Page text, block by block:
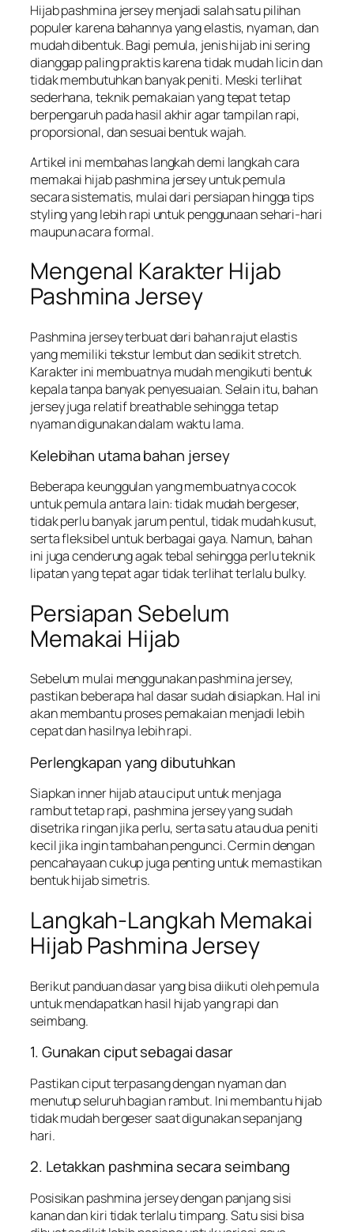
Hijab pashmina jersey menjadi salah satu pilihan
populer karena bahannya yang elastis, nyaman, dan
mudah dibentuk. Bagi pemula, jenis hijab ini sering
dianggap paling praktis karena tidak mudah licin dan
tidak membutuhkan banyak peniti. Meski terlihat
sederhana, teknik pemakaian yang tepat tetap
berpengaruh pada hasil akhir agar tampilan rapi,
proporsional, dan sesuai bentuk wajah.
Artikel ini membahas langkah demi langkah cara
memakai hijab pashmina jersey untuk pemula
secara sistematis, mulai dari persiapan hingga tips
styling yang lebih rapi untuk penggunaan sehari-hari
maupun acara formal.
Mengenal Karakter Hijab
Pashmina Jersey
Pashmina jersey terbuat dari bahan rajut elastis
yang memiliki tekstur lembut dan sedikit stretch.
Karakter ini membuatnya mudah mengikuti bentuk
kepala tanpa banyak penyesuaian. Selain itu, bahan
jersey juga relatif breathable sehingga tetap
nyaman digunakan dalam waktu lama.
Kelebihan utama bahan jersey
Beberapa keunggulan yang membuatnya cocok
untuk pemula antara lain: tidak mudah bergeser,
tidak perlu banyak jarum pentul, tidak mudah kusut,
serta fleksibel untuk berbagai gaya. Namun, bahan
ini juga cenderung agak tebal sehingga perlu teknik
lipatan yang tepat agar tidak terlihat terlalu bulky.
Persiapan Sebelum
Memakai Hijab
Sebelum mulai menggunakan pashmina jersey,
pastikan beberapa hal dasar sudah disiapkan. Hal ini
akan membantu proses pemakaian menjadi lebih
cepat dan hasilnya lebih rapi.
Perlengkapan yang dibutuhkan
Siapkan inner hijab atau ciput untuk menjaga
rambut tetap rapi, pashmina jersey yang sudah
disetrika ringan jika perlu, serta satu atau dua peniti
kecil jika ingin tambahan pengunci. Cermin dengan
pencahayaan cukup juga penting untuk memastikan
bentuk hijab simetris.
Langkah-Langkah Memakai
Hijab Pashmina Jersey
Berikut panduan dasar yang bisa diikuti oleh pemula
untuk mendapatkan hasil hijab yang rapi dan
seimbang.
1. Gunakan ciput sebagai dasar
Pastikan ciput terpasang dengan nyaman dan
menutup seluruh bagian rambut. Ini membantu hijab
tidak mudah bergeser saat digunakan sepanjang
hari.
2. Letakkan pashmina secara seimbang
Posisikan pashmina jersey dengan panjang sisi
kanan dan kiri tidak terlalu timpang. Satu sisi bisa